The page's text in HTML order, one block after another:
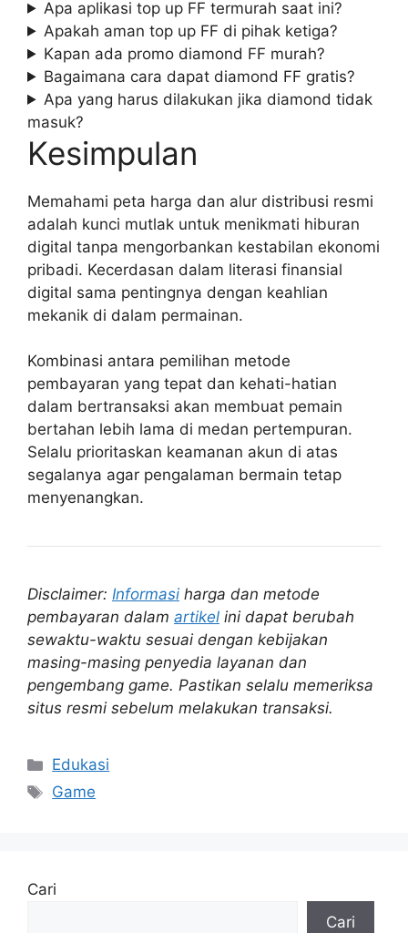
Apa aplikasi top up FF termurah saat ini?
Apakah aman top up FF di pihak ketiga?
Kapan ada promo diamond FF murah?
Bagaimana cara dapat diamond FF gratis?
Apa yang harus dilakukan jika diamond tidak
masuk?
Kesimpulan
Memahami peta harga dan alur distribusi resmi
adalah kunci mutlak untuk menikmati hiburan
digital tanpa mengorbankan kestabilan ekonomi
pribadi. Kecerdasan dalam literasi finansial
digital sama pentingnya dengan keahlian
mekanik di dalam permainan.
Kombinasi antara pemilihan metode
pembayaran yang tepat dan kehati-hatian
dalam bertransaksi akan membuat pemain
bertahan lebih lama di medan pertempuran.
Selalu prioritaskan keamanan akun di atas
segalanya agar pengalaman bermain tetap
menyenangkan.
Disclaimer: Informasi harga dan metode
pembayaran dalam artikel ini dapat berubah
sewaktu-waktu sesuai dengan kebijakan
masing-masing penyedia layanan dan
pengembang game. Pastikan selalu memeriksa
situs resmi sebelum melakukan transaksi.
Kategori
Edukasi
Tag
Game
Cari
Cari